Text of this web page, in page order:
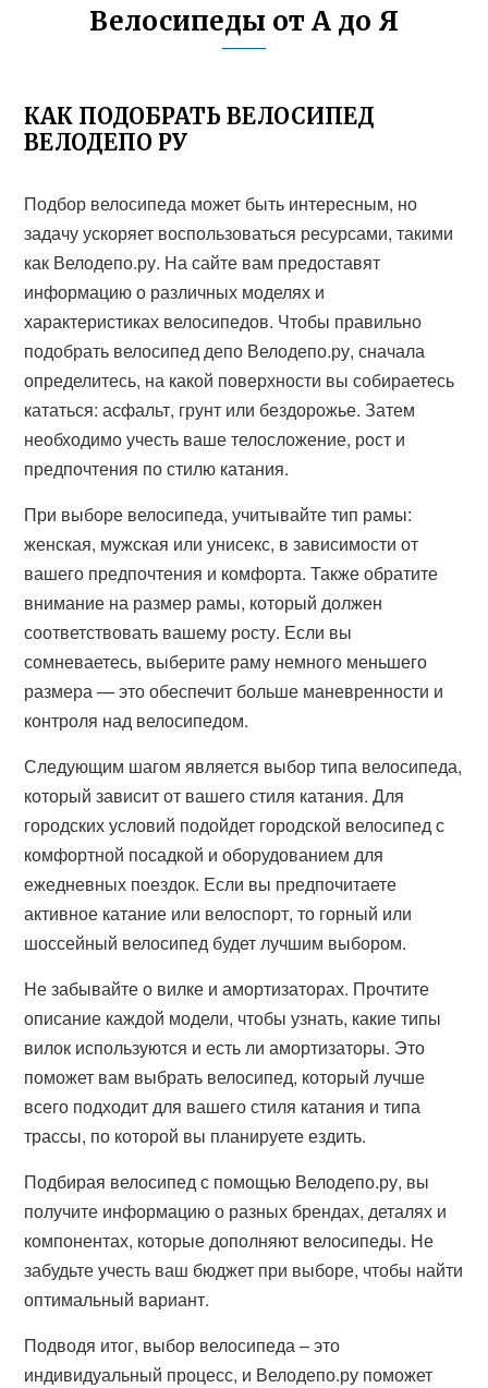
Велосипеды от А до Я
КАК ПОДОБРАТЬ ВЕЛОСИПЕД
ВЕЛОДЕПО РУ
Подбор велосипеда может быть интересным, но
задачу ускоряет воспользоваться ресурсами, такими
как Велодепо.ру. На сайте вам предоставят
информацию о различных моделях и
характеристиках велосипедов. Чтобы правильно
подобрать велосипед депо Велодепо.ру, сначала
определитесь, на какой поверхности вы собираетесь
кататься: асфальт, грунт или бездорожье. Затем
необходимо учесть ваше телосложение, рост и
предпочтения по стилю катания.
При выборе велосипеда, учитывайте тип рамы:
женская, мужская или унисекс, в зависимости от
вашего предпочтения и комфорта. Также обратите
внимание на размер рамы, который должен
соответствовать вашему росту. Если вы
сомневаетесь, выберите раму немного меньшего
размера — это обеспечит больше маневренности и
контроля над велосипедом.
Следующим шагом является выбор типа велосипеда,
который зависит от вашего стиля катания. Для
городских условий подойдет городской велосипед с
комфортной посадкой и оборудованием для
ежедневных поездок. Если вы предпочитаете
активное катание или велоспорт, то горный или
шоссейный велосипед будет лучшим выбором.
Не забывайте о вилке и амортизаторах. Прочтите
описание каждой модели, чтобы узнать, какие типы
вилок используются и есть ли амортизаторы. Это
поможет вам выбрать велосипед, который лучше
всего подходит для вашего стиля катания и типа
трассы, по которой вы планируете ездить.
Подбирая велосипед с помощью Велодепо.ру, вы
получите информацию о разных брендах, деталях и
компонентах, которые дополняют велосипеды. Не
забудьте учесть ваш бюджет при выборе, чтобы найти
оптимальный вариант.
Подводя итог, выбор велосипеда – это
индивидуальный процесс, и Велодепо.ру поможет